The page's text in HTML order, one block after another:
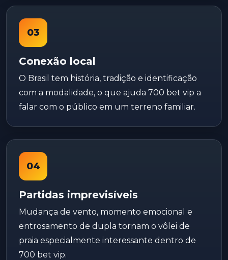
03
Conexão local
O Brasil tem história, tradição e identificação
com a modalidade, o que ajuda 700 bet vip a
falar com o público em um terreno familiar.
04
Partidas imprevisíveis
Mudança de vento, momento emocional e
entrosamento de dupla tornam o vôlei de
praia especialmente interessante dentro de
700 bet vip.